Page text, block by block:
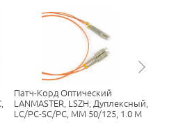
Патч-Корд Оптический
LANMASTER, LSZH, Дуплексный,
LC/PC-SC/PC, MM 50/125, 1.0 М